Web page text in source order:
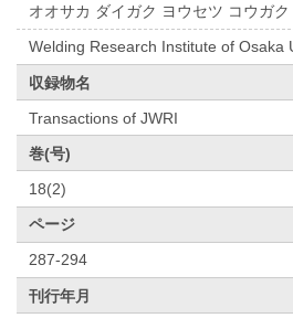
オオサカ ダイガク ヨウセツ コウガク
Welding Research Institute of Osaka
収録物名
Transactions of JWRI
巻(号)
18(2)
ページ
287-294
刊行年月